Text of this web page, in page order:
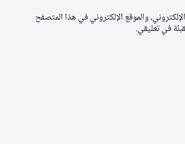
والموقع الإلكتروني في هذا المتصفح
في تعليقي.